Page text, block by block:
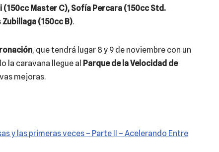
Master C), Sofía Percara (150cc Std.
Zubillaga (150cc B).
, que tendrá lugar 8 y 9 de noviembre con un
la caravana llegue al Parque de la Velocidad de
mejoras.
y las primeras veces – Parte II – Acelerando Entre